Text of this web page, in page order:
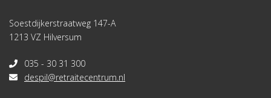
Soestdijkerstraatweg 147-A
1213 VZ Hilversum
035 - 30 31 300
despil@retraitecentrum.nl